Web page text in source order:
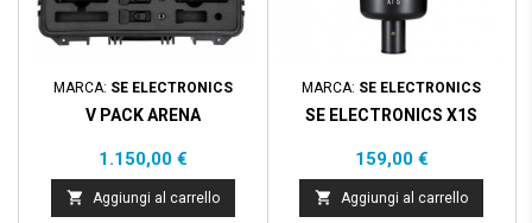
MARCA: SE ELECTRONICS
V PACK ARENA
Prezzo
1.150,00 €
 Aggiungi al carrello
MARCA: SE ELECTRONICS
SE ELECTRONICS X1S
Prezzo
159,00 €
 Aggiungi al carrello